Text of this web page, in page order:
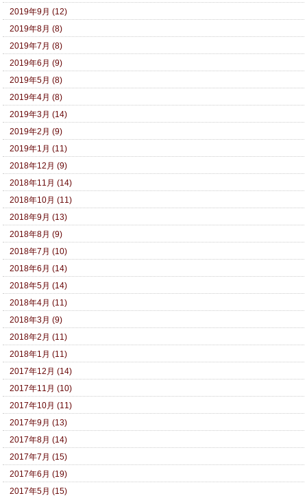
2019年9月 (12)
2019年8月 (8)
2019年7月 (8)
2019年6月 (9)
2019年5月 (8)
2019年4月 (8)
2019年3月 (14)
2019年2月 (9)
2019年1月 (11)
2018年12月 (9)
2018年11月 (14)
2018年10月 (11)
2018年9月 (13)
2018年8月 (9)
2018年7月 (10)
2018年6月 (14)
2018年5月 (14)
2018年4月 (11)
2018年3月 (9)
2018年2月 (11)
2018年1月 (11)
2017年12月 (14)
2017年11月 (10)
2017年10月 (11)
2017年9月 (13)
2017年8月 (14)
2017年7月 (15)
2017年6月 (19)
2017年5月 (15)